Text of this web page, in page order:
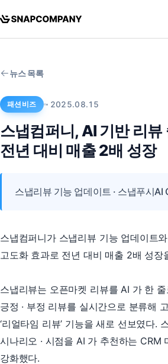
뉴스 목록
패션비즈 2025.08.15
스냅컴퍼니, AI 기반 리뷰
전년 대비 매출 2배 성장
스냅리뷰 기능 업데이트 · 스냅푸시AI
스냅컴퍼니가 스냅리뷰 기능 업데이트
고도화 효과로 전년 대비 매출 2배 성장
스냅리뷰는 오픈마켓 리뷰를 AI 가 한
긍정 · 부정 리뷰를 실시간으로 분류해
‘리얼타임 리뷰’ 기능을 새로 선보였다.
시나리오 · 시점을 AI 가 추천하는 CRM
강화했다.